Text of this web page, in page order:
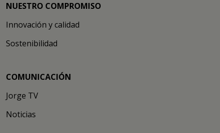
NUESTRO COMPROMISO
Innovación y calidad
Sostenibilidad
COMUNICACIÓN
Jorge TV
Noticias